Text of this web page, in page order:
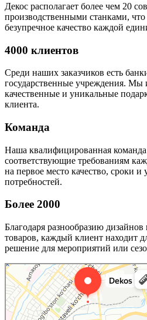
Декос располагает более чем 20
производственными станками, что
безупречное качество каждой
4000 клиентов
Среди наших заказчиков есть
государственные учреждения. Мы
качественные и уникальные
клиента.
Команда
Наша квалифицированная команда
соответствующие требованиям
на первое место качество, сроки и
потребностей.
Более 2000
Благодаря разнообразию
товаров, каждый клиент находит
решение для мероприятий или